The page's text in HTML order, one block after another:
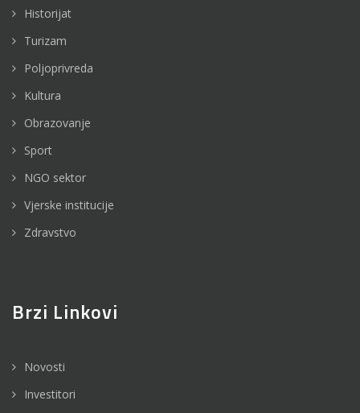
Historijat
Turizam
Poljoprivreda
Kultura
Obrazovanje
Sport
NGO sektor
Vjerske institucije
Zdravstvo
Brzi Linkovi
Novosti
Investitori